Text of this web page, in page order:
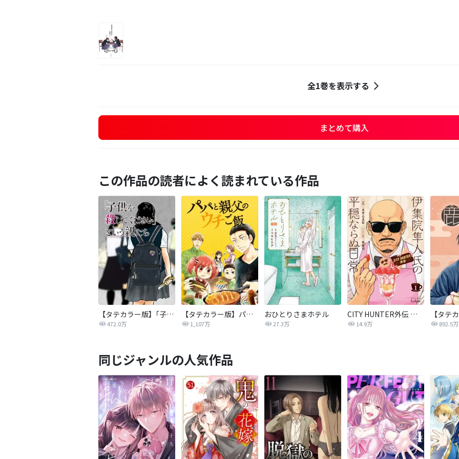
全1巻を表示する
まとめて購入
この作品の読者によく読まれている作品
【タテカラー版】｢子供を殺してください｣という親たち
472.0万
【タテカラー版】パパと親父のウチご飯
1,107万
おひとりさまホテル
27.3万
CITY HUNTER外伝 伊集院隼人氏の平穏ならぬ日常
14.9万 892.5万
同じジャンルの人気作品